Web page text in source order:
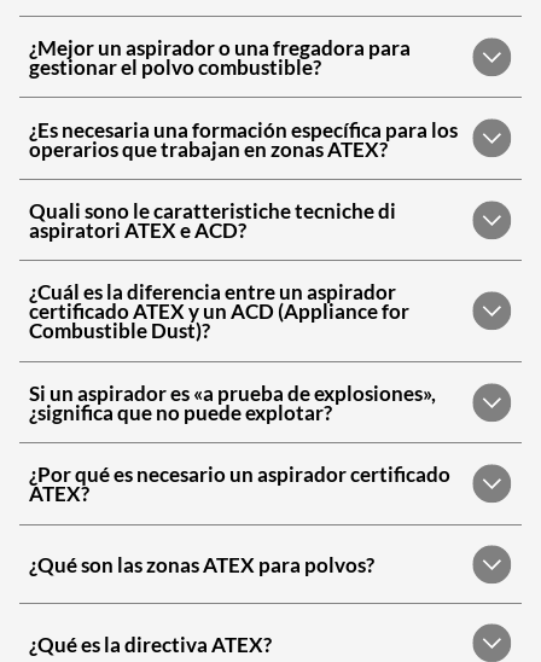
¿Mejor un aspirador o una fregadora para
gestionar el polvo combustible?
¿Es necesaria una formación específica para los
operarios que trabajan en zonas ATEX?
Quali sono le caratteristiche tecniche di
aspiratori ATEX e ACD?
¿Cuál es la diferencia entre un aspirador
certificado ATEX y un ACD (Appliance for
Combustible Dust)?
Si un aspirador es «a prueba de explosiones»,
¿significa que no puede explotar?
¿Por qué es necesario un aspirador certificado
ATEX?
¿Qué son las zonas ATEX para polvos?
¿Qué es la directiva ATEX?